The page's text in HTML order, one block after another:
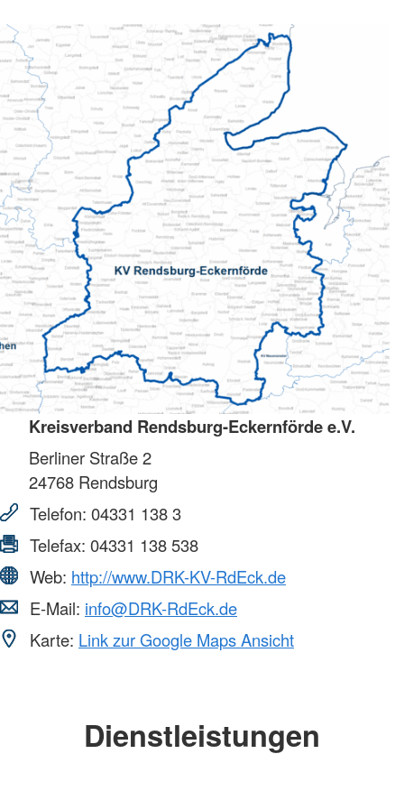
Kreisverband Rendsburg-Eckernförde e.V.
Berliner Straße 2
24768 Rendsburg
Telefon: 04331 138 3
Telefax: 04331 138 538
Web: http://www.DRK-KV-RdEck.de
E-Mail: info@DRK-RdEck.de
Karte: Link zur Google Maps Ansicht
Dienstleistungen